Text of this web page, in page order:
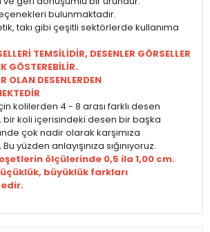
bulunmaktadır.
takı gibi çeşitli sektörlerde kullanıma
TEMSİLİDİR, DESENLER GÖRSELLER
GÖSTEREBİLİR.
OLAN DESENLERDEN
kolilerden 4 - 8 arası farklı desen
bir koli içerisindeki desen bir başka
çok nadir olarak karşımıza
yüzden anlayışınıza sığınıyoruz.
ölçülerinde 0,5 ila 1,00 cm.
büyüklük farkları